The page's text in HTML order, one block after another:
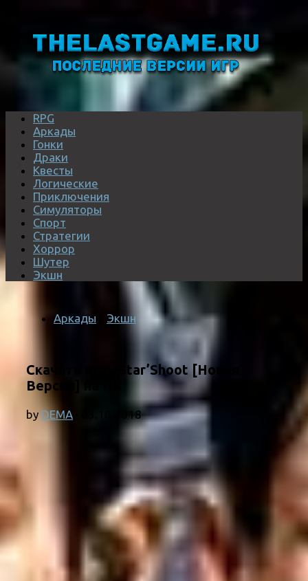
RPG
Аркады
Гонки
Драки
Квесты
Логические
Приключения
Симуляторы
Спорт
Стратегии
Хоррор
Шутер
Экшн
Аркады Экшн
Скачать игру Star’Shoot [Новая
Версия] на ПК
by DEMA 03.10.2018